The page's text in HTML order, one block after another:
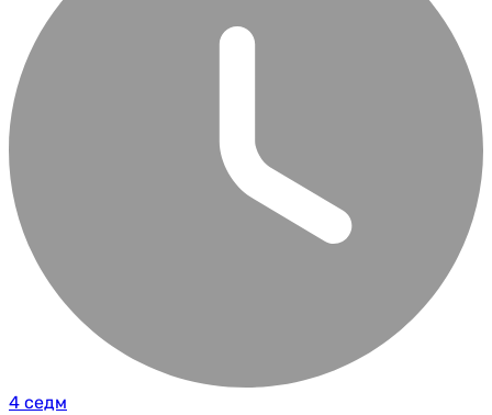
4 седм